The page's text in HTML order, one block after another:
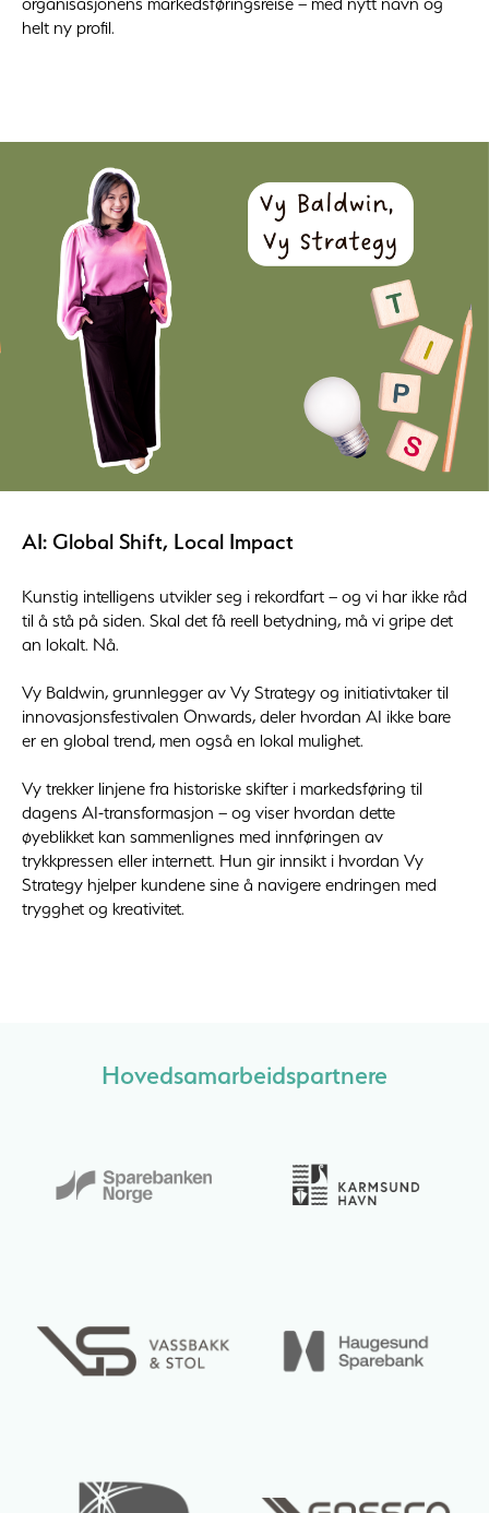
helt ny profil.
AI: Global Shift, Local Impact
Kunstig intelligens utvikler seg i rekordfart – og vi har ikke råd
til å stå på siden. Skal det få reell betydning, må vi gripe det
an lokalt. Nå.
Vy Baldwin, grunnlegger av Vy Strategy og initiativtaker til
innovasjonsfestivalen Onwards, deler hvordan AI ikke bare
er en global trend, men også en lokal mulighet.
Vy trekker linjene fra historiske skifter i markedsføring til
dagens AI-transformasjon – og viser hvordan dette
øyeblikket kan sammenlignes med innføringen av
trykkpressen eller internett. Hun gir innsikt i hvordan Vy
Strategy hjelper kundene sine å navigere endringen med
trygghet og kreativitet.
Hovedsamarbeidspartnere